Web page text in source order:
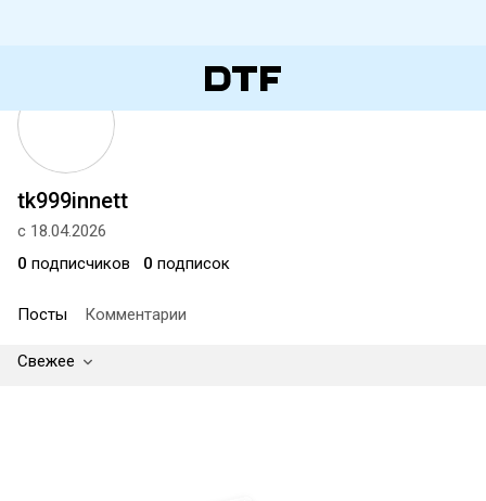
tk999innett
с 18.04.2026
0 подписчиков 0 подписок
Посты Комментарии
Свежее